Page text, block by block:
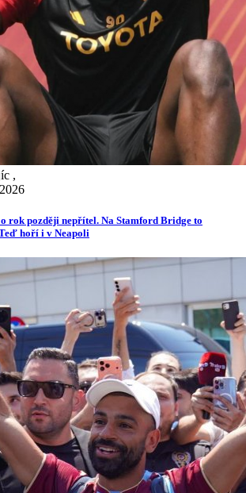
,
rok později nepřítel. Na Stamford Bridge to
hoří i v Neapoli